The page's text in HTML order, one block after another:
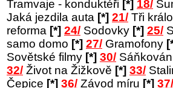
Tramvaje - konduktéři [*] 18/
Jaká jezdila auta [*] 21/ Tři
reforma [*] 24/ Sodovky [*] 25/
samo domo [*] 27/ Gramofony
Sovětské filmy [*] 30/
32/ Život na Žižkově [*] 33/
Čepice [*] 36/ Závod míru [*] 37/